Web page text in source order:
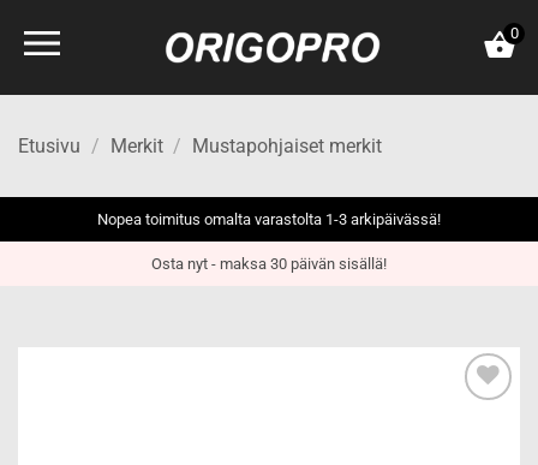
0
Etusivu / Merkit / Mustapohjaiset merkit
Nopea toimitus omalta varastolta 1-3 arkipäivässä!
Osta nyt - maksa 30 päivän sisällä!